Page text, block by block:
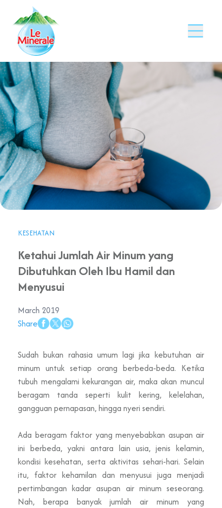
KESEHATAN
Ketahui Jumlah Air Minum yang
Dibutuhkan Oleh Ibu Hamil dan
Menyusui
March 2019
Share
Sudah bukan rahasia umum lagi jika kebutuhan air
minum untuk setiap orang berbeda-beda. Ketika
tubuh mengalami kekurangan air, maka akan muncul
beragam tanda seperti kulit kering, kelelahan,
gangguan pernapasan, hingga nyeri sendiri.
Ada beragam faktor yang menyebabkan asupan air
ini berbeda, yakni antara lain usia, jenis kelamin,
kondisi kesehatan, serta aktivitas sehari-hari. Selain
itu, faktor kehamilan dan menyusui juga menjadi
pertimbangan kadar asupan air minum seseorang.
Nah, berapa banyak jumlah air minum yang